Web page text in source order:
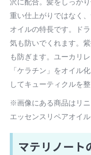
沢に配合。髪をしっか
重い仕上がりではなく
オイルの特長です。ド
気も防いでくれます。
も防ぎます。ユーカリ
「ケラチン」をオイル
してキューティクルを
※画像にある商品はリ
エッセンスリペアオイ
マテリノート